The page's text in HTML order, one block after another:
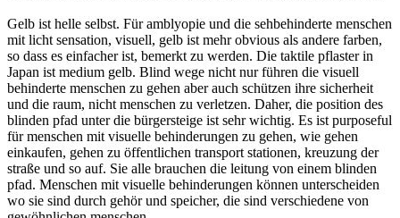
Gelb ist helle selbst. Für amblyopie und die sehbehinderte menschen
mit licht sensation, visuell, gelb ist mehr obvious als andere farben,
so dass es einfacher ist, bemerkt zu werden. Die taktile pflaster in
Japan ist medium gelb. Blind wege nicht nur führen die visuell
behinderte menschen zu gehen aber auch schützen ihre sicherheit
und die raum, nicht menschen zu verletzen. Daher, die position des
blinden pfad unter die bürgersteige ist sehr wichtig. Es ist purposeful
für menschen mit visuelle behinderungen zu gehen, wie gehen
einkaufen, gehen zu öffentlichen transport stationen, kreuzung der
straße und so auf. Sie alle brauchen die leitung von einem blinden
pfad. Menschen mit visuelle behinderungen können unterscheiden
wo sie sind durch gehör und speicher, die sind verschiedene von